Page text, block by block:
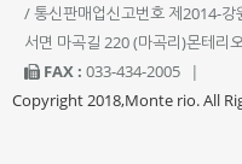
/ 통신판매업신고번호 제2014-강
서면 마곡길 220 (마곡리)몬테리
FAX : 033-434-2005
|
Copyright 2018,Monte rio. All